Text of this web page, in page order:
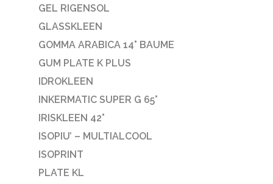
GEL RIGENSOL
GLASSKLEEN
GOMMA ARABICA 14° BAUME
GUM PLATE K PLUS
IDROKLEEN
INKERMATIC SUPER G 65°
IRISKLEEN 42°
ISOPIU’ – MULTIALCOOL
ISOPRINT
PLATE KL